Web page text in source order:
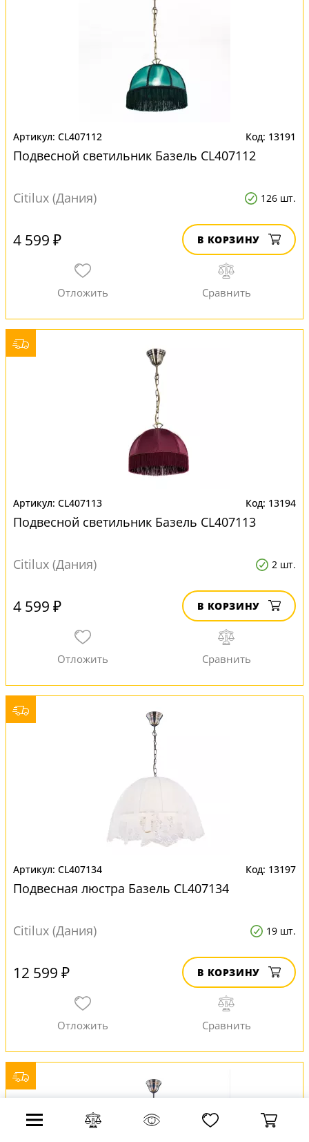
CL407112 13191
Подвесной светильник Базель CL407112
Citilux (Дания) 126 шт.
4 599 ₽ В КОРЗИНУ
CL407113 13194
Подвесной светильник Базель CL407113
Citilux (Дания) 2 шт.
4 599 ₽ В КОРЗИНУ
CL407134 13197
Подвесная люстра Базель CL407134
Citilux (Дания) 19 шт.
12 599 ₽ В КОРЗИНУ